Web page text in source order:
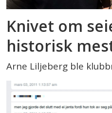
Knivet om
historisk
Arne Liljeberg ble